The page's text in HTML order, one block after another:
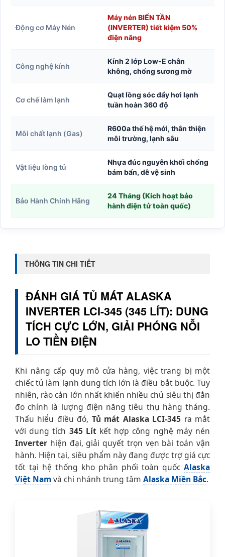
Động cơ Máy Nén
Máy nén BIẾN TẦN
(INVERTER) tiết kiệm 50%
điện năng
Công nghệ kính
Kính 2 lớp Low-E chân
không, chống sương mờ
Cơ chế làm lạnh
Quạt lồng sóc đẩy hơi lạnh
tuần hoàn 360 độ
Môi chất lạnh (Gas)
R600a thế hệ mới, thân thiện
môi trường, lạnh sâu
Vật liệu lòng tủ
Nhựa đúc nguyên khối chống
bám bẩn, dễ vệ sinh
Bảo Hành Chính Hãng
24 Tháng (Kích hoạt bảo
hành điện tử toàn quốc)
THÔNG TIN CHI TIẾT
ĐÁNH GIÁ TỦ MÁT ALASKA
INVERTER LCI-345 (345 LÍT): DUNG
TÍCH CỰC LỚN, GIẢI PHÓNG NỖI
LO TIỀN ĐIỆN
Khi nâng cấp quy mô cửa hàng, việc trang bị một
chiếc tủ làm lạnh dung tích lớn là điều bắt buộc. Tuy
nhiên, rào cản lớn nhất khiến nhiều chủ siêu thị đắn
đo chính là lượng điện năng tiêu thụ hàng tháng.
Thấu hiểu điều đó, Tủ mát Alaska LCI-345 ra mắt
với dung tích 345 Lítkết hợp công nghệ máy nén
Inverter hiện đại, giải quyết trọn vẹn bài toán vận
hành. Hiện tại, siêu phẩm này đang được trợ giá cực
tốt tại hệ thống kho phân phối toàn quốc Alaska
Việt Nam và chi nhánh trung tâm Alaska Miền Bắc.